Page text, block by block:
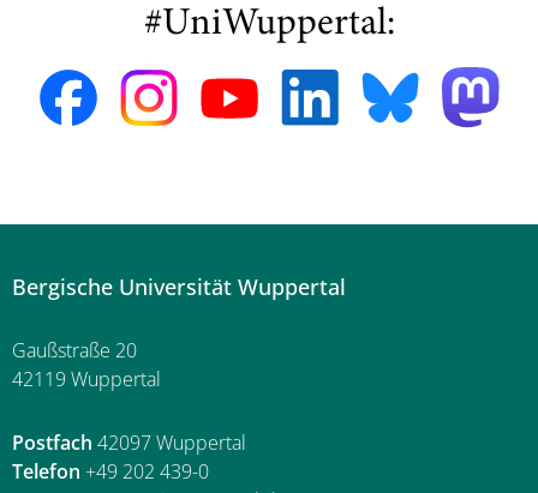
#UniWuppertal:
Bergische Universität Wuppertal
Gaußstraße 20
42119 Wuppertal
Postfach 42097 Wuppertal
Telefon +49 202 439-0